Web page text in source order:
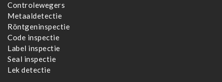
Controlewegers
Metaaldetectie
Röntgeninspectie
Code inspectie
Label inspectie
Seal inspectie
Lek detectie